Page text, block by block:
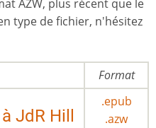
AZW, plus récent que le
type de fichier, n'hésitez
Format
JdR Hill
.epub
.azw